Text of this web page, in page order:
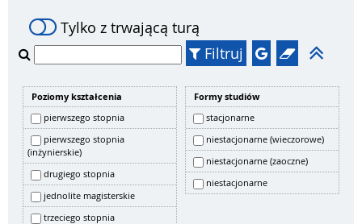
Tylko z trwającą turą
Filtruj
Poziomy kształcenia
pierwszego stopnia
pierwszego stopnia
(inżynierskie)
drugiego stopnia
jednolite magisterskie
trzeciego stopnia
Formy studiów
stacjonarne
niestacjonarne (wieczorowe)
niestacjonarne (zaoczne)
niestacjonarne